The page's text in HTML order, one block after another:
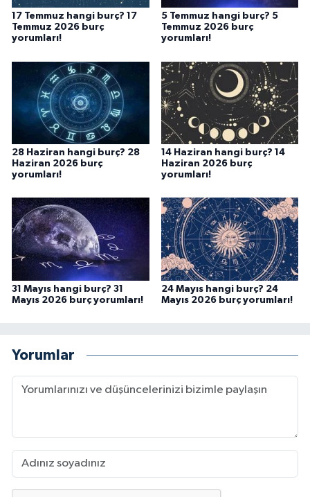
17 Temmuz hangi burç? 17
Temmuz 2026 burç
yorumları!
5 Temmuz hangi burç? 5
Temmuz 2026 burç
yorumları!
28 Haziran hangi burç? 28
Haziran 2026 burç
yorumları!
14 Haziran hangi burç? 14
Haziran 2026 burç
yorumları!
31 Mayıs hangi burç? 31
Mayıs 2026 burç yorumları!
24 Mayıs hangi burç? 24
Mayıs 2026 burç yorumları!
Yorumlar